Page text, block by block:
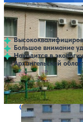
Санаторий
4.219 отзывов
Большое внимание
Находится в
Архангельской
Профилей лечения:10
Нет цен или
Санаторий
Нет цен или